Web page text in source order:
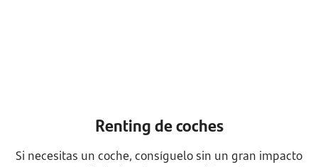
Renting de coches
Si necesitas un coche, consíguelo sin un gran impacto